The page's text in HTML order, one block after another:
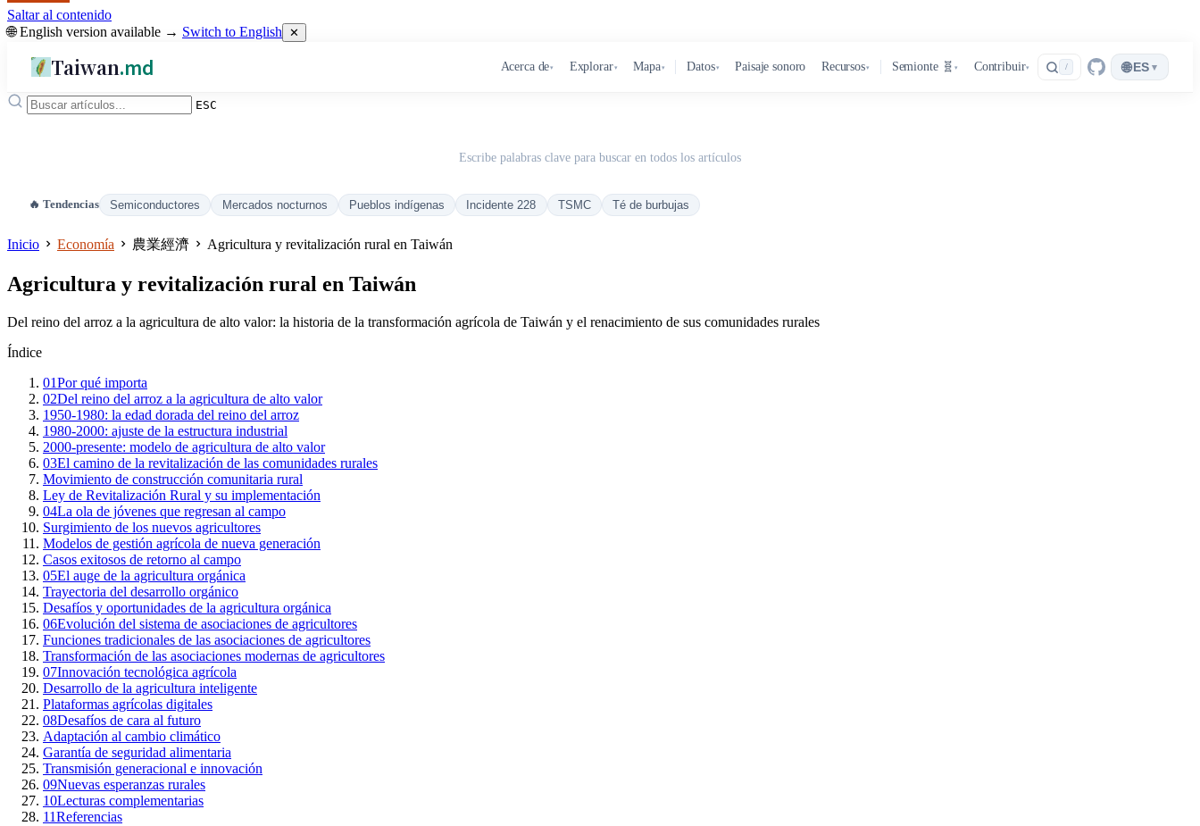
Saltar al contenido
🌐 English version available → Switch to English ✕
Taiwan.md Acerca de▾ Explorar▾ Mapa▾ Datos▾ Paisaje sonoro Recursos▾ Semionte 🧬 ▾ Contribuir▾ / 🌐 ES ▾
ESC
Escribe palabras clave para buscar en todos los artículos
🔥 Tendencias Semiconductores Mercados nocturnos Pueblos indígenas Incidente 228 TSMC Té de burbujas
Inicio Economía 農業經濟 Agricultura y revitalización rural en Taiwán
Agricultura y revitalización rural en Taiwán
Del reino del arroz a la agricultura de alto valor: la historia de la transformación agrícola de Taiwán y el renacimiento de sus comunidades rurales
Índice
01Por qué importa
02Del reino del arroz a la agricultura de alto valor
1950-1980: la edad dorada del reino del arroz
1980-2000: ajuste de la estructura industrial
2000-presente: modelo de agricultura de alto valor
03El camino de la revitalización de las comunidades rurales
Movimiento de construcción comunitaria rural
Ley de Revitalización Rural y su implementación
04La ola de jóvenes que regresan al campo
Surgimiento de los nuevos agricultores
Modelos de gestión agrícola de nueva generación
Casos exitosos de retorno al campo
05El auge de la agricultura orgánica
Trayectoria del desarrollo orgánico
Desafíos y oportunidades de la agricultura orgánica
06Evolución del sistema de asociaciones de agricultores
Funciones tradicionales de las asociaciones de agricultores
Transformación de las asociaciones modernas de agricultores
07Innovación tecnológica agrícola
Desarrollo de la agricultura inteligente
Plataformas agrícolas digitales
08Desafíos de cara al futuro
Adaptación al cambio climático
Garantía de seguridad alimentaria
Transmisión generacional e innovación
09Nuevas esperanzas rurales
10Lecturas complementarias
11Referencias